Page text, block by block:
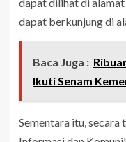
dapat berkunjung di
Baca Juga :
Ikuti Senam
Sementara itu, secara